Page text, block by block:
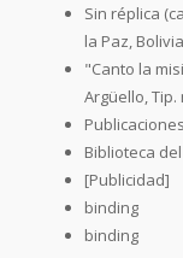
Sin réplica
la Paz,
"Canto la
Argüello, Tip.
Biblioteca
[Publicidad]
binding
binding